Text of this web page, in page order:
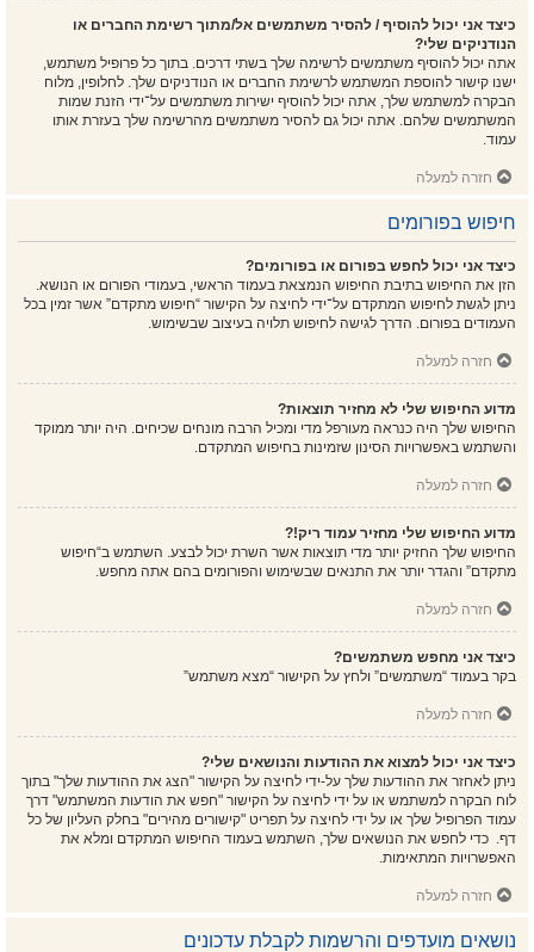
כיצד אני יכול להוסיף / להסיר משתמשים אל/מתוך רשימת החברים או
הנודניקים שלי?
אתה יכול להוסיף משתמשים לרשימה שלך בשתי דרכים. בתוך כל פרופיל משתמש,
ישנו קישור להוספת המשתמש לרשימת החברים או הנודניקים שלך. לחלופין, מלוח
הבקרה למשתמש שלך, אתה יכול להוסיף ישירות משתמשים על־ידי הזנת שמות
המשתמשים שלהם. אתה יכול גם להסיר משתמשים מהרשימה שלך בעזרת אותו
עמוד.
חזרה למעלה
חיפוש בפורומים
כיצד אני יכול לחפש בפורום או בפורומים?
הזן את החיפוש בתיבת החיפוש הנמצאת בעמוד הראשי, בעמודי הפורום או הנושא.
ניתן לגשת לחיפוש המתקדם על־ידי לחיצה על הקישור “חיפוש מתקדם” אשר זמין בכל
העמודים בפורום. הדרך לגישה לחיפוש תלויה בעיצוב שבשימוש.
חזרה למעלה
מדוע החיפוש שלי לא מחזיר תוצאות?
החיפוש שלך היה כנראה מעורפל מדי ומכיל הרבה מונחים שכיחים. היה יותר ממוקד
והשתמש באפשרויות הסינון שזמינות בחיפוש המתקדם.
חזרה למעלה
מדוע החיפוש שלי מחזיר עמוד ריק!?
החיפוש שלך החזיק יותר מדי תוצאות אשר השרת יכול לבצע. השתמש ב“חיפוש
מתקדם” והגדר יותר את התנאים שבשימוש והפורומים בהם אתה מחפש.
חזרה למעלה
כיצד אני מחפש משתמשים?
בקר בעמוד “משתמשים” ולחץ על הקישור “מצא משתמש”
חזרה למעלה
כיצד אני יכול למצוא את ההודעות והנושאים שלי?
ניתן לאחזר את ההודעות שלך על-ידי לחיצה על הקישור "הצג את ההודעות שלך" בתוך
לוח הבקרה למשתמש או על ידי לחיצה על הקישור "חפש את הודעות המשתמש" דרך
עמוד הפרופיל שלך או על ידי לחיצה על תפריט "קישורים מהירים" בחלק העליון של כל
דף. כדי לחפש את הנושאים שלך, השתמש בעמוד החיפוש המתקדם ומלא את
האפשרויות המתאימות.
חזרה למעלה
נושאים מועדפים והרשמות לקבלת עדכונים